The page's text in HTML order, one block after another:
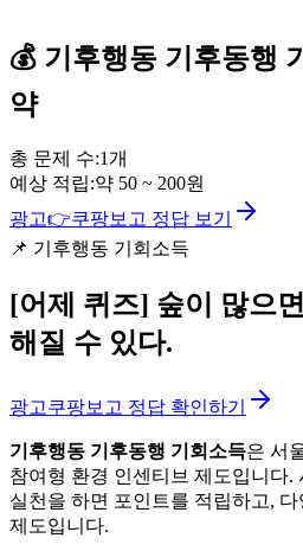
💰 기후행동 기후동행
약
총 문제 수:1개
예상 적립:약 50 ~ 200원
광고👉쿠팡보고 정답 보기
📌 기후행동 기회소득
[어제 퀴즈] 숲이 많으
해질 수 있다.
광고쿠팡보고 정답 확인하기
기후행동 기후동행 기회소득은 서
참여형 환경 인센티브 제도입니다.
실천을 하면 포인트를 적립하고,
제도입니다.